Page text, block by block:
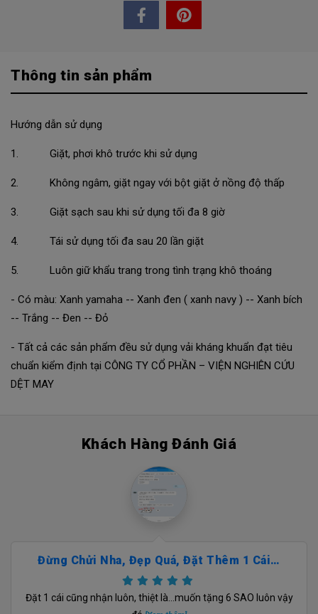
Thông tin sản phẩm
Hướng dẫn sử dụng
1. Giặt, phơi khô trước khi sử dụng
2. Không ngâm, giặt ngay với bột giặt ở nồng độ thấp
3. Giặt sạch sau khi sử dụng tối đa 8 giờ
4. Tái sử dụng tối đa sau 20 lần giặt
5. Luôn giữ khẩu trang trong tình trạng khô thoáng
- Có màu: Xanh yamaha -- Xanh đen ( xanh navy ) -- Xanh bích
-- Trắng -- Đen -- Đỏ
- Tất cả các sản phẩm đều sử dụng vải kháng khuẩn đạt tiêu
chuẩn kiểm định tại CÔNG TY CỔ PHẦN – VIỆN NGHIÊN CỨU
DỆT MAY
Khách Hàng Đánh Giá
Đừng Chửi Nha, Đẹp Quá, Đặt Thêm 1 Cái…
Đặt 1 cái cũng nhận luôn, thiệt là...muốn tặng 6 SAO luôn vậy